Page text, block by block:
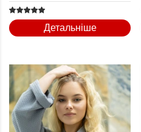
Детальніше